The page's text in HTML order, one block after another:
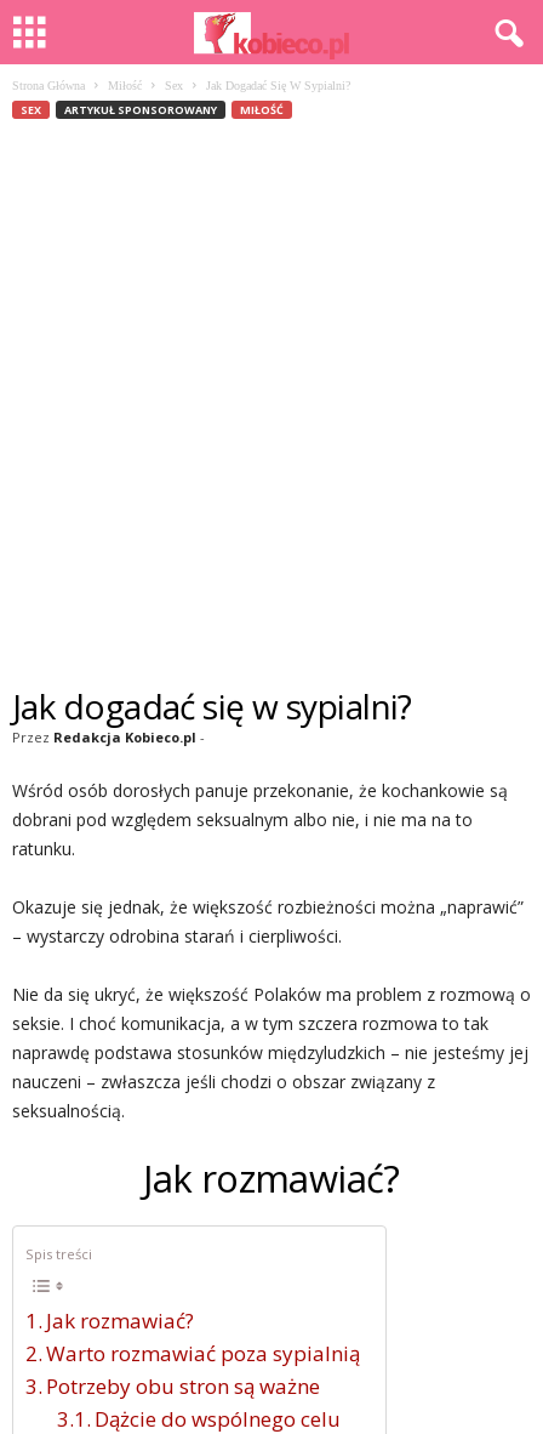
Strona Główna Miłość Sex Jak Dogadać Się W Sypialni?
SEX ARTYKUŁ SPONSOROWANY MIŁOŚĆ
Jak dogadać się w sypialni?
Przez Redakcja Kobieco.pl -
Wśród osób dorosłych panuje przekonanie, że kochankowie są
dobrani pod względem seksualnym albo nie, i nie ma na to
ratunku.
Okazuje się jednak, że większość rozbieżności można „naprawić”
– wystarczy odrobina starań i cierpliwości.
Nie da się ukryć, że większość Polaków ma problem z rozmową o
seksie. I choć komunikacja, a w tym szczera rozmowa to tak
naprawdę podstawa stosunków międzyludzkich – nie jesteśmy jej
nauczeni – zwłaszcza jeśli chodzi o obszar związany z
seksualnością.
Jak rozmawiać?
Spis treści
Jak rozmawiać?
Warto rozmawiać poza sypialnią
Potrzeby obu stron są ważne
Dążcie do wspólnego celu